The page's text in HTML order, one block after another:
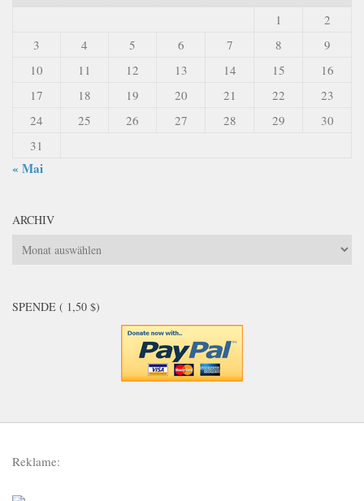
1
2
3
4 5 6 7 8
9
10
11 12 13 14 15
16
17
18 19 20 21 22
23
24
25 26 27 28 29
30
31
« Mai
ARCHIV
Archiv
SPENDE ( 1,50 $)
Reklame: